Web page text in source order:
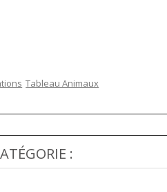
Tableau Animaux
: